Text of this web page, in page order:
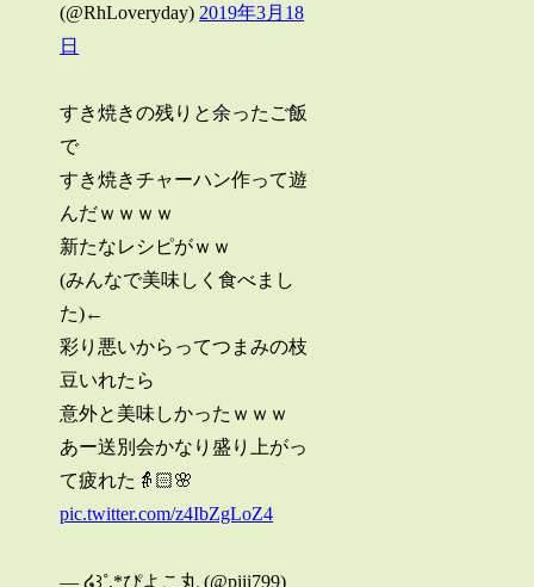
(@RhLoveryday) 2019年3月18
日
すき焼きの残りと余ったご飯
で
すき焼きチャーハン作って遊
んだｗｗｗｗ
新たなレシピがｗｗ
(みんなで美味しく食べまし
た)←
彩り悪いからってつまみの枝
豆いれたら
意外と美味しかったｗｗｗ
あー送別会かなり盛り上がっ
て疲れた👵🏻🌸
pic.twitter.com/z4IbZgLoZ4
— ໒꒱˚.*ぴよこ丸 (@piii799)